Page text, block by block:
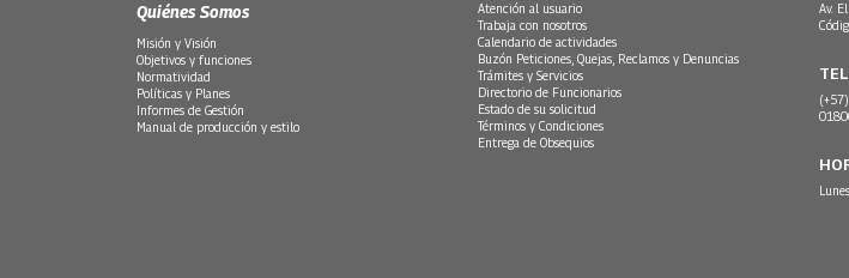
Quiénes Somos
Misión y Visión
Objetivos y funciones
Normatividad
Políticas y Planes
Informes de Gestión
Manual de producción y estilo
Atención al usuario
Trabaja con nosotros
Calendario de actividades
Buzón Peticiones, Quejas, Reclamos y Denuncias
Trámites y Servicios
Directorio de Funcionarios
Estado de su solicitud
Términos y Condiciones
Entrega de Obsequios
Av.